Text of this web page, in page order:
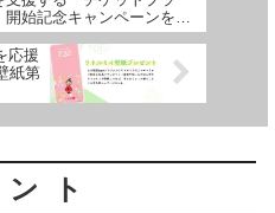
開始記念キャンペーンを実
応援
紙第
ト